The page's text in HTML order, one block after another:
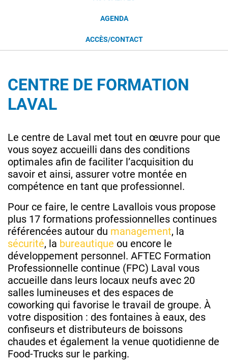
AGENDA
ACCÈS/CONTACT
CENTRE DE FORMATION
LAVAL
Le centre de Laval met tout en œuvre pour que
vous soyez accueilli dans des conditions
optimales afin de faciliter l’acquisition du
savoir et ainsi, assurer votre montée en
compétence en tant que professionnel.
Pour ce faire, le centre Lavallois vous propose
plus 17 formations professionnelles continues
référencées autour du management, la
sécurité, la bureautique ou encore le
développement personnel. AFTEC Formation
Professionnelle continue (FPC) Laval vous
accueille dans leurs locaux neufs avec 20
salles lumineuses et des espaces de
coworking qui favorise le travail de groupe. À
votre disposition : des fontaines à eaux, des
confiseurs et distributeurs de boissons
chaudes et également la venue quotidienne de
Food-Trucks sur le parking.